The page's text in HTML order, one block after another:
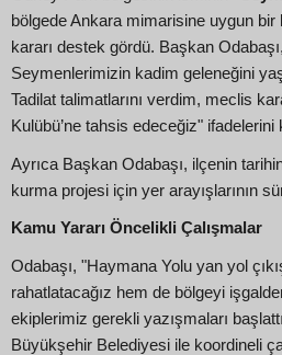
bölgede Ankara mimarisine uygun
kararı destek gördü. Başkan
Seymenlerimizin kadim geleneğini
Tadilat talimatlarını verdim, meclis
Kulübü’ne tahsis edeceğiz" ifadelerini
Ayrıca Başkan Odabaşı, ilçenin
kurma projesi için yer arayışlarının
Kamu Yararı Öncelikli Çalışmalar
Odabaşı, "Haymana Yolu yan yol
rahatlatacağız hem de bölgeyi
ekiplerimiz gerekli yazışmaları
Büyükşehir Belediyesi ile koordineli